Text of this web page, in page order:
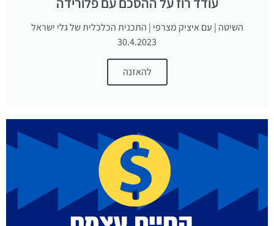
השיטה | עם איציק מצרפי | התכנית הכלכלית של גלי ישראל
30.4.2023
להאזנה